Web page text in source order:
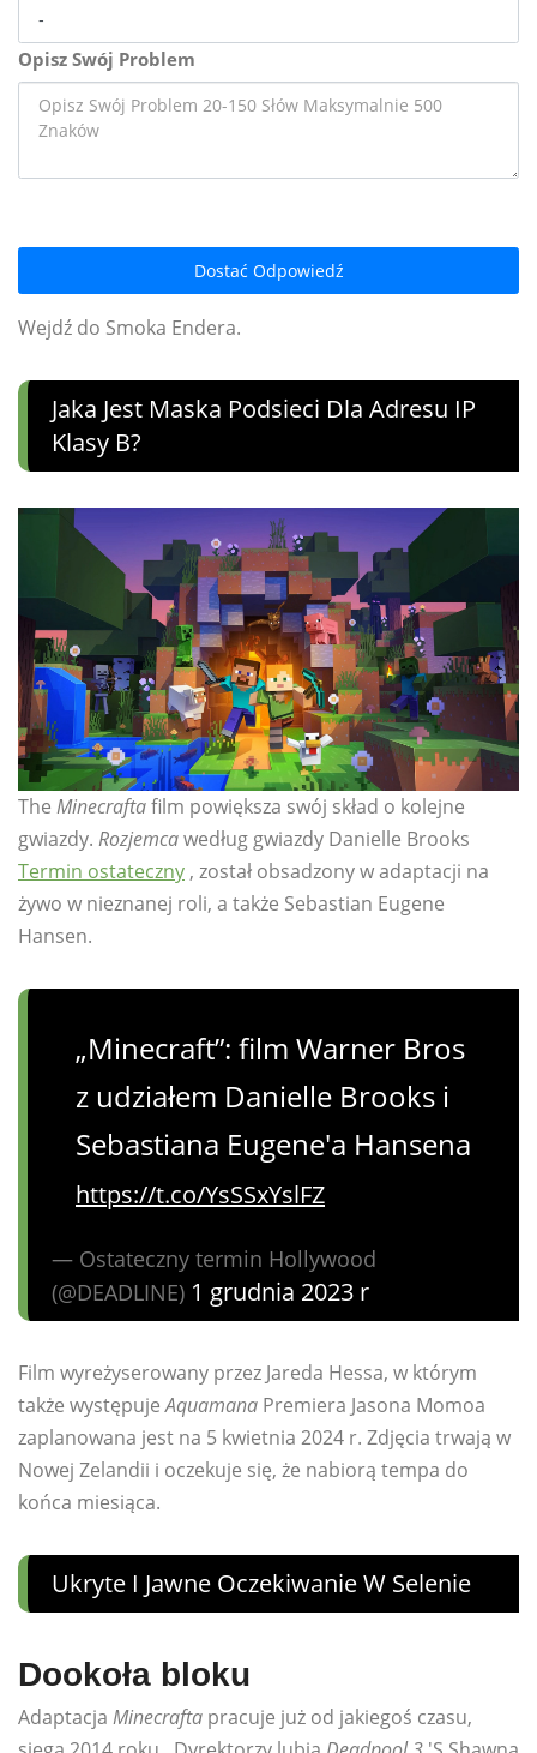
Opisz Swój Problem
Dostać Odpowiedź
Wejdź do Smoka Endera.
Jaka Jest Maska ​​podsieci Dla Adresu IP
Klasy B?
The Minecraftafilm powiększa swój skład o kolejne
gwiazdy. Rozjemcawedług gwiazdy Danielle Brooks
Termin ostateczny , został obsadzony w adaptacji na
żywo w nieznanej roli, a także Sebastian Eugene
Hansen.
„Minecraft”: film Warner Bros
z udziałem Danielle Brooks i
Sebastiana Eugene'a Hansena
https://t.co/YsSSxYslFZ
— Ostateczny termin Hollywood
(@DEADLINE) 1 grudnia 2023 r
Film wyreżyserowany przez Jareda Hessa, w którym
także występujeAquamana Premiera Jasona Momoa
zaplanowana jest na 5 kwietnia 2024 r. Zdjęcia trwają w
Nowej Zelandii i oczekuje się, że nabiorą tempa do
końca miesiąca.
Ukryte I Jawne Oczekiwanie W Selenie
Dookoła bloku
Adaptacja Minecrafta pracuje już od jakiegoś czasu,